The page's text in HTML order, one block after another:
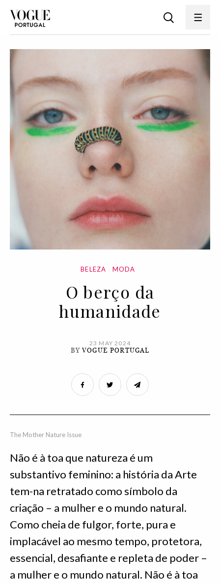
BELEZA MODA
O berço da
humanidade
23 MAY 2024
BYVOGUE PORTUGAL
The Mother Nature Issue
Não é à toa que natureza é um
substantivo feminino: a história da Arte
tem-na retratado como símbolo da
criação – a mulher e o mundo natural.
Como cheia de fulgor, forte, pura e
implacável ao mesmo tempo, protetora,
essencial, desafiante e repleta de poder –
a mulher e o mundo natural. Não é à toa